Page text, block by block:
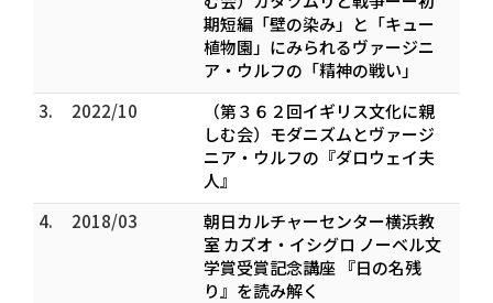
期短編「壁の染み」と「キュー
植物園」にみられるヴァージニ
ア・ウルフの「精神の戦い」
3.
2022/10
（第３６２回イギリス文化に親
しむ会）モダニズムとヴァージ
ニア・ウルフの『ダロウェイ夫
人』
4.
2018/03
朝日カルチャーセンター横浜教
室 カズオ・イシグロ ノーベル文
学賞受賞記念講座 『日の名残
り』を読み解く